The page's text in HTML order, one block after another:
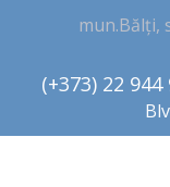
mun.Bălți,
(+373) 22